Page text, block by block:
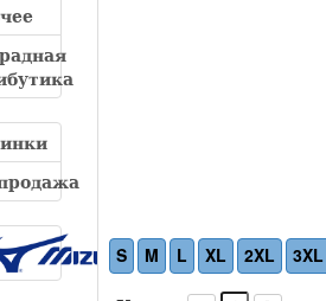
S M L XL 2XL 3XL